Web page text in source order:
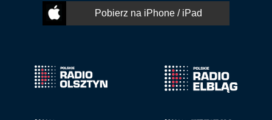
Pobierz na iPhone / iPad